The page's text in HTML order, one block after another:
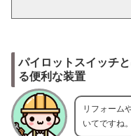
パイロットスイッチ
る便利な装置
リフォーム
いてですね。